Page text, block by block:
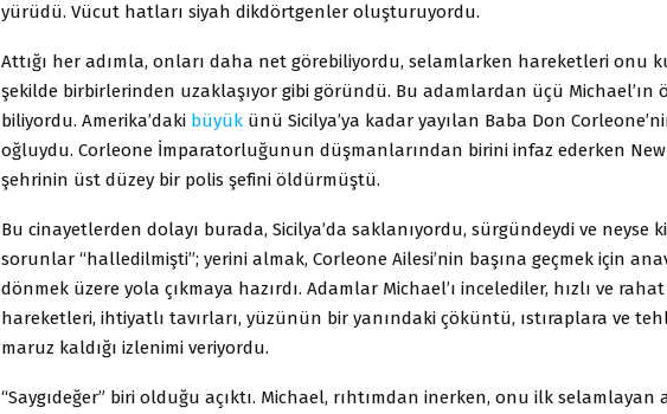
yürüdü. Vücut hatları siyah dikdörtgenler oluşturuyordu.
Attığı her adımla, onları daha net görebiliyordu, selamlarken hareketleri onu
şekilde birbirlerinden uzaklaşıyor gibi göründü. Bu adamlardan üçü Michael’ın
biliyordu. Amerika’daki büyük ünü Sicilya’ya kadar yayılan Baba Don
oğluydu. Corleone İmparatorluğunun düşmanlarından birini infaz ederken
şehrinin üst düzey bir polis şefini öldürmüştü.
Bu cinayetlerden dolayı burada, Sicilya’da saklanıyordu, sürgündeydi ve neyse
sorunlar “halledilmişti”; yerini almak, Corleone Ailesi’nin başına geçmek için
dönmek üzere yola çıkmaya hazırdı. Adamlar Michael’ı incelediler, hızlı ve rahat
hareketleri, ihtiyatlı tavırları, yüzünün bir yanındaki çöküntü, ıstıraplara ve
maruz kaldığı izlenimi veriyordu.
“Saygıdeğer” biri olduğu açıktı. Michael, rıhtımdan inerken, onu ilk selamlayan